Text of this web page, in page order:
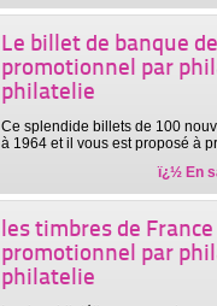
Le billet de banque
promotionnel par
philatelie
Ce splendide billets de 100
à 1964 et il vous est proposé à
ï¿½ En
les timbres de
promotionnel par
philatelie